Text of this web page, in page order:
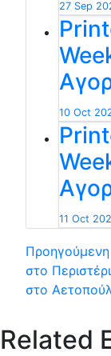
27 Sep
10 Oct
11 Oct
στο Περιστέρι
στο
Related